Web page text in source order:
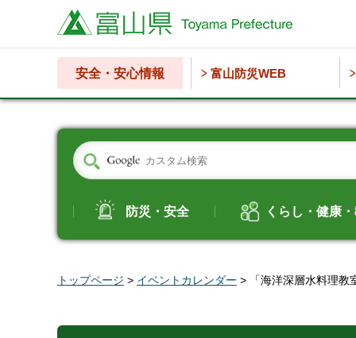
富山県
安全・安心情報 富山防災WEB
防災・安全 くらし・健康
トップページ > イベントカレンダー > 「海洋深層水料理教